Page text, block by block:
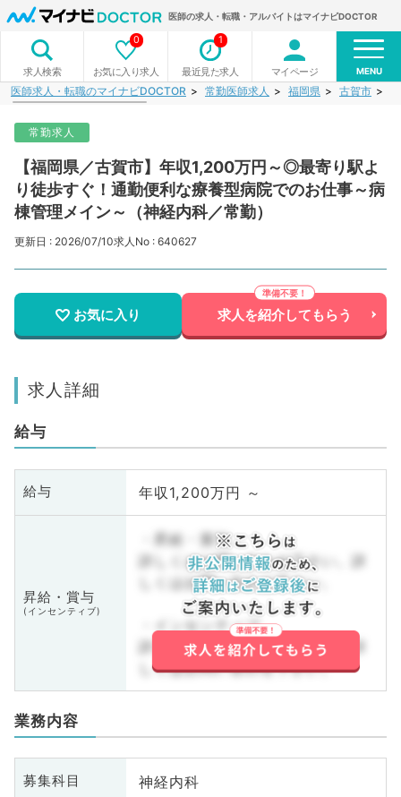
医師の求人・転職・アルバイトはマイナビDOCTOR
求人検索 お気に入り求人
0
最近見た求人
1
マイページ MENU
医師求人・転職のマイナビDOCTOR 常勤医師求人 福岡県 古賀市
常勤求人
【福岡県／古賀市】年収1,200万円～◎最寄り駅よ
り徒歩すぐ！通勤便利な療養型病院でのお仕事～病
棟管理メイン～（神経内科／常勤）
更新日 : 2026/07/10求人No : 640627
お気に入り 求人を紹介してもらう
求人詳細
給与
給与 年収1,200万円 ～
昇給・賞与
(インセンティブ)
・昇給・賞与
詳しくはお問い合わせ下さい。詳
しくはお問い合わせ下さい。
・インセンティブ
詳しくはお問い合わせ下さい。詳
しくはお問い合わせ下さい。
業務内容
募集科目 神経内科